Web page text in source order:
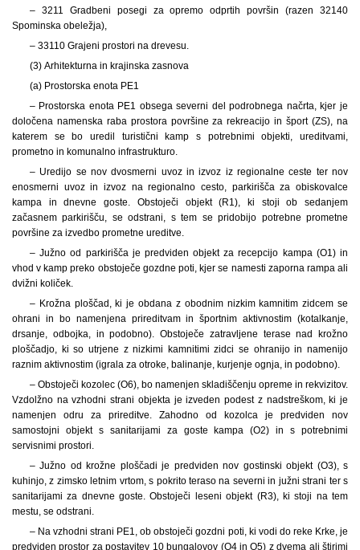
– 3211 Gradbeni posegi za opremo odprtih površin (razen 32140
Spominska obeležja),
– 33110 Grajeni prostori na drevesu.
(3) Arhitekturna in krajinska zasnova
(a) Prostorska enota PE1
– Prostorska enota PE1 obsega severni del podrobnega načrta, kjer je
določena namenska raba prostora površine za rekreacijo in šport (ZS), na
katerem se bo uredil turistični kamp s potrebnimi objekti, ureditvami,
prometno in komunalno infrastrukturo.
– Uredijo se nov dvosmerni uvoz in izvoz iz regionalne ceste ter nov
enosmerni uvoz in izvoz na regionalno cesto, parkirišča za obiskovalce
kampa in dnevne goste. Obstoječi objekt (R1), ki stoji ob sedanjem
začasnem parkirišču, se odstrani, s tem se pridobijo potrebne prometne
površine za izvedbo prometne ureditve.
– Južno od parkirišča je predviden objekt za recepcijo kampa (O1) in
vhod v kamp preko obstoječe gozdne poti, kjer se namesti zaporna rampa ali
dvižni količek.
– Krožna ploščad, ki je obdana z obodnim nizkim kamnitim zidcem se
ohrani in bo namenjena prireditvam in športnim aktivnostim (kotalkanje,
drsanje, odbojka, in podobno). Obstoječe zatravljene terase nad krožno
ploščadjo, ki so utrjene z nizkimi kamnitimi zidci se ohranijo in namenijo
raznim aktivnostim (igrala za otroke, balinanje, kurjenje ognja, in podobno).
– Obstoječi kozolec (O6), bo namenjen skladiščenju opreme in rekvizitov.
Vzdolžno na vzhodni strani objekta je izveden podest z nadstreškom, ki je
namenjen odru za prireditve. Zahodno od kozolca je predviden nov
samostojni objekt s sanitarijami za goste kampa (O2) in s potrebnimi
servisnimi prostori.
– Južno od krožne ploščadi je predviden nov gostinski objekt (O3), s
kuhinjo, z zimsko letnim vrtom, s pokrito teraso na severni in južni strani ter s
sanitarijami za dnevne goste. Obstoječi leseni objekt (R3), ki stoji na tem
mestu, se odstrani.
– Na vzhodni strani PE1, ob obstoječi gozdni poti, ki vodi do reke Krke, je
predviden prostor za postavitev 10 bungalovov (O4 in O5) z dvema ali štirimi